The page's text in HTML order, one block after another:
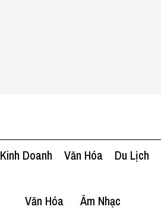
Kinh Doanh Văn Hóa Du Lịch
Văn Hóa Âm Nhạc